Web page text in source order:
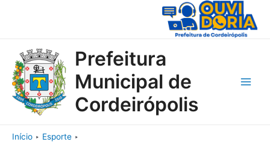
Prefeitura
Municipal de
Cordeirópolis
Início
Esporte